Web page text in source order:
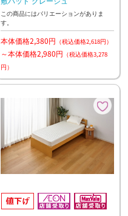
この商品にはバリエーションがありま
す。
本体価格2,380円 （税込価格2,618円）
～本体価格2,980円 （税込価格3,278
円）